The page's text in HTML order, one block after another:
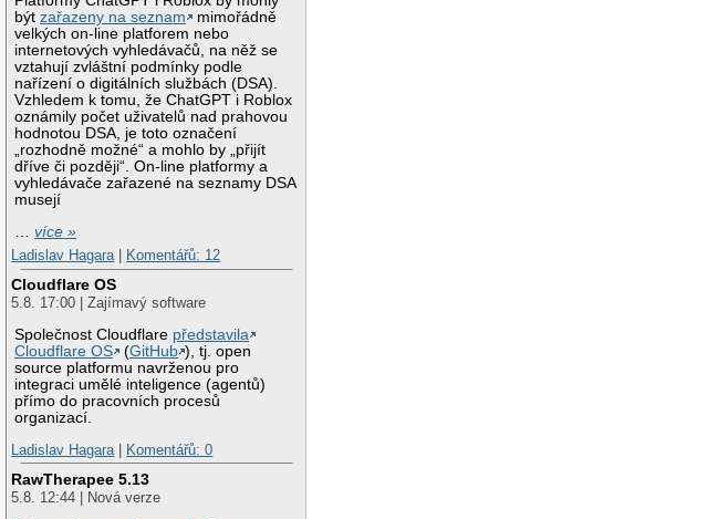
býtzařazeny na seznam
mimořádně
velkých on-line platforem nebo
internetových vyhledávačů, na něž se
vztahují zvláštní podmínky podle
nařízení o digitálních službách (DSA).
Vzhledem k tomu, že ChatGPT i Roblox
oznámily počet uživatelů nad prahovou
hodnotou DSA, je toto označení
„rozhodně možné“ a mohlo by „přijít
dříve či později“. On-line platformy a
vyhledávače zařazené na seznamy DSA
musejí
…více »
Ladislav Hagara| Komentářů: 12
Cloudflare OS
5.8. 17:00 | Zajímavý software
Společnost Cloudflare představila
Cloudflare OS
(GitHub ), tj. open
source platformu navrženou pro
integraci umělé inteligence (agentů)
přímo do pracovních procesů
organizací.
Ladislav Hagara| Komentářů: 0
RawTherapee 5.13
5.8. 12:44 | Nová verze